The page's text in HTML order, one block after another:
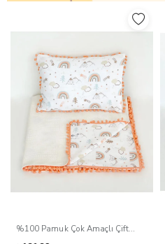
%100 Pamuk Çok Amaçlı Çift